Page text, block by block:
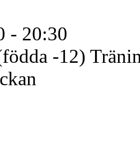
- 20:30
-12)